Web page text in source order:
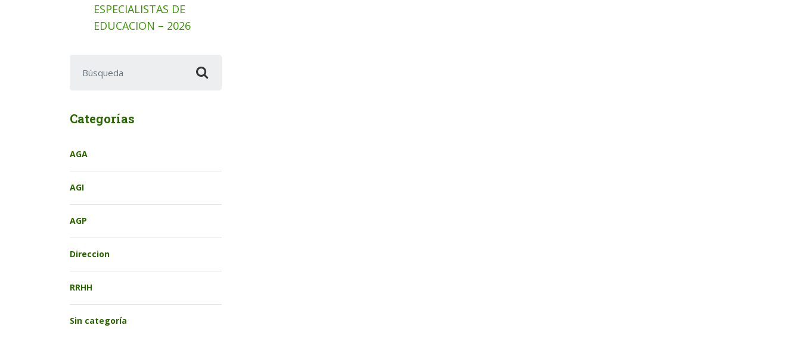
ESPECIALISTAS DE
EDUCACION – 2026
Categorías
AGA
AGI
AGP
Direccion
RRHH
Sin categoría